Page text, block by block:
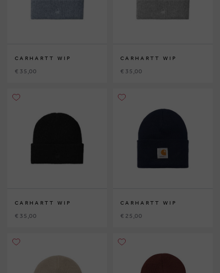
CARHARTT WIP
€ 35,00
CARHARTT WIP
€ 35,00
CARHARTT WIP
€ 35,00
CARHARTT WIP
€ 25,00